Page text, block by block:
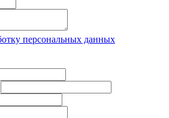
персональных данных